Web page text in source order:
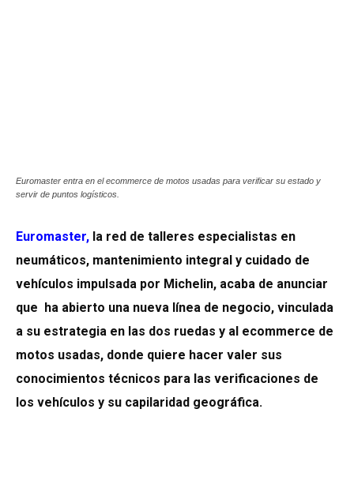
Euromaster entra en el ecommerce de motos usadas para verificar su estado y
servir de puntos logísticos.
Euromaster, la red de talleres especialistas en
neumáticos, mantenimiento integral y cuidado de
vehículos impulsada por Michelin, acaba de anunciar
que ha abierto una nueva línea de negocio, vinculada
a su estrategia en las dos ruedas y al ecommerce de
motos usadas, donde quiere hacer valer sus
conocimientos técnicos para las verificaciones de
los vehículos y su capilaridad geográfica.